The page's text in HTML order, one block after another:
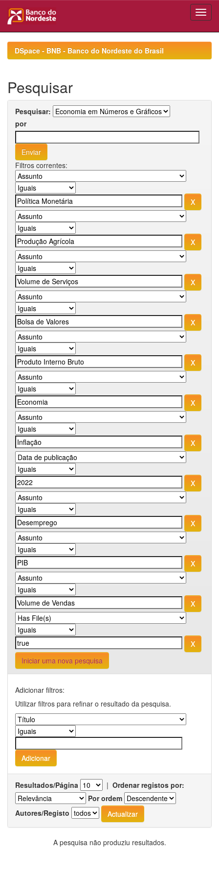
navigationDSpace - BNB - Banco do Nordeste do Brasil
Pesquisar
Pesquisar:
por
Filtros correntes:
Iniciar uma nova pesquisa
Adicionar filtros:
Utilizar filtros para refinar o resultado da pesquisa.
Resultados/Página | Ordenar registos por:
Por ordem
Autores/Registo
A pesquisa não produziu resultados.